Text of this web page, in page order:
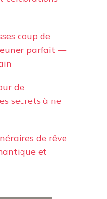
coup de
parfait —
de
secrets à ne
de rêve
et